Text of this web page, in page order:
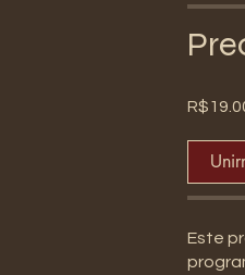
Este